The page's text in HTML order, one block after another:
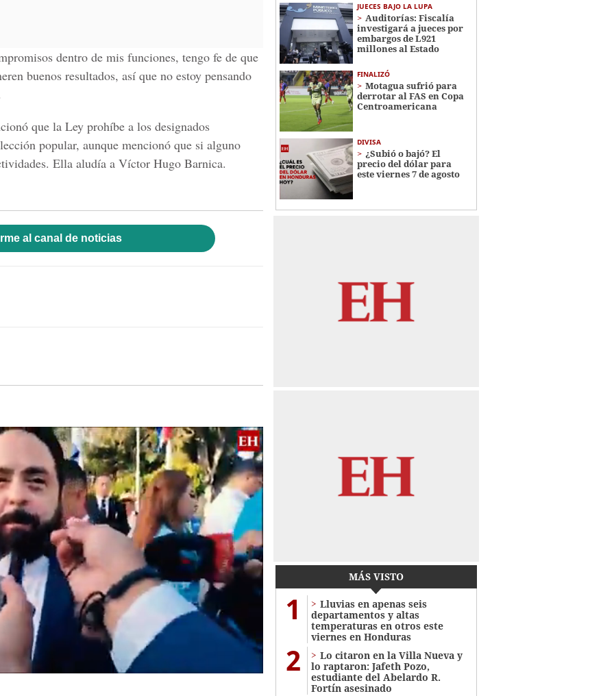
dentro de mis funciones, tengo fe de que
buenos resultados, así que no estoy pensando
que la Ley prohíbe a los designados
popular, aunque mencionó que si alguno
Ella aludía a Víctor Hugo Barnica.
al canal de noticias
JUECES BAJO LA LUPA
Auditorías: Fiscalía
investigará a jueces por
embargos de L921
millones al Estado
FINALIZÓ
Motagua sufrió para
derrotar al FAS en Copa
Centroamericana
DIVISA
¿Subió o bajó? El
precio del dólar para
este viernes 7 de agosto
MÁS VISTO
1
Lluvias en apenas seis
departamentos y altas
temperaturas en otros este
viernes en Honduras
2
Lo citaron en la Villa Nueva y
lo raptaron: Jafeth Pozo,
estudiante del Abelardo R.
Fortín asesinado